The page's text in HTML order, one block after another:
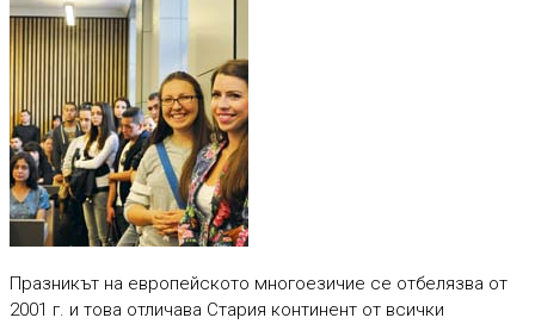
Празникът на европейското многоезичие се отбелязва от
2001 г. и това отличава Стария континент от всички